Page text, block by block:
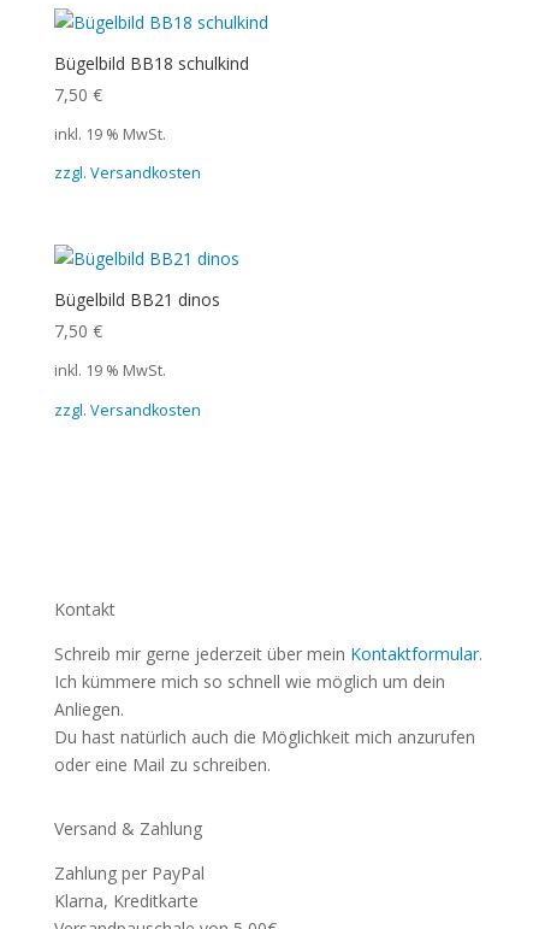
Bügelbild BB18 schulkind
7,50 €
inkl. 19 % MwSt.
zzgl. Versandkosten
Bügelbild BB21 dinos
7,50 €
inkl. 19 % MwSt.
zzgl. Versandkosten
Kontakt
Schreib mir gerne jederzeit über mein Kontaktformular.
Ich kümmere mich so schnell wie möglich um dein
Anliegen.
Du hast natürlich auch die Möglichkeit mich anzurufen
oder eine Mail zu schreiben.
Versand & Zahlung
Zahlung per PayPal
Klarna, Kreditkarte